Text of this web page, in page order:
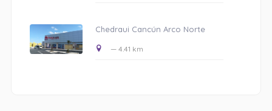
Chedraui Cancún Arco Norte
— 4.41 km